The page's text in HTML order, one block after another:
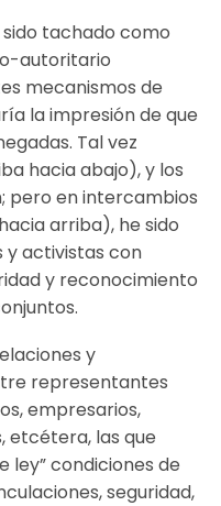
tachado como
autoritario
mecanismos de
la impresión de que
Tal vez
hacia abajo), y los
pero en intercambios
arriba), he sido
y activistas con
y reconocimiento
y
representantes
empresarios,
etcétera, las que
ley” condiciones de
seguridad,